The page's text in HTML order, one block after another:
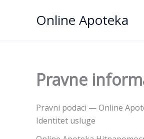
Online Apoteka
Pravne
Pravni podaci — Online
Identitet usluge